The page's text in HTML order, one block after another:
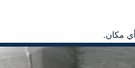
مكان.